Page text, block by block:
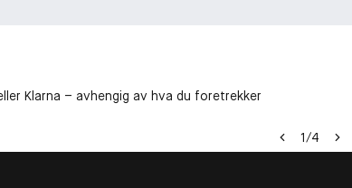
Klarna – avhengig av hva du foretrekker
1/4